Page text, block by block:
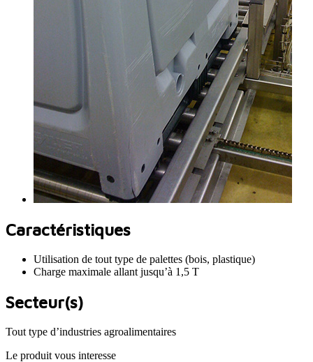
Caractéristiques
Utilisation de tout type de palettes (bois, plastique)
Charge maximale allant jusqu’à 1,5 T
Secteur(s)
Tout type d’industries agroalimentaires
Le produit vous interesse